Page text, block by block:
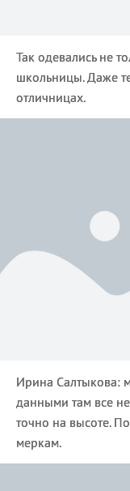
Так одевались не
школьницы. Даже
отличницах.
Ирина Салтыкова:
данными там все
точно на высоте.
меркам.